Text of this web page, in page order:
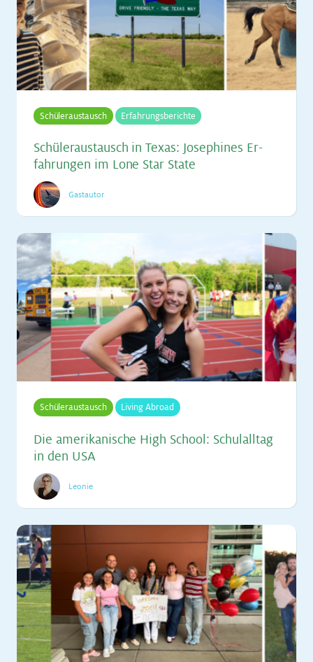
Schüleraustausch Erfahrungsberichte
Schü­ler­aus­tausch in Te­xas: Jo­se­phi­nes Er­
fah­run­gen im Lone Star Sta­te
Gastautor
Schüleraustausch Living Abroad
Die ame­ri­ka­ni­sche High School: Schul­all­tag
in den USA
Leonie